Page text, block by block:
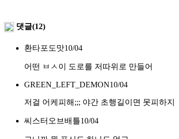
댓글(12)
환타포도맛10/04
어떤 ㅂㅅ이 도로를 저따위로 만들어
GREEN_LEFT_DEMON10/04
저걸 어케피해;;; 야간 초행길이면 못피하지
씨스터오브배틀10/04